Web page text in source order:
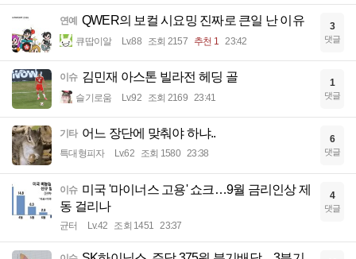
연예 QWER의 보컬 시요밍 진짜로 큰일 난 이유
큐땁이알 Lv.88 조회 2157 추천 1 23:42
3
댓글
이슈 김민재 아스톤 빌라전 헤딩 골
슬기로움 Lv.92 조회 2169 23:41
1
댓글
기타 어느 장단에 맞춰야 하냐..
특대형피자 Lv.62 조회 1580 23:38
6
댓글
이슈 미국 '마이너스 고용' 쇼크…9월 금리인상 제
동 걸리나
균터 Lv.42 조회 1451 23:37
4
댓글